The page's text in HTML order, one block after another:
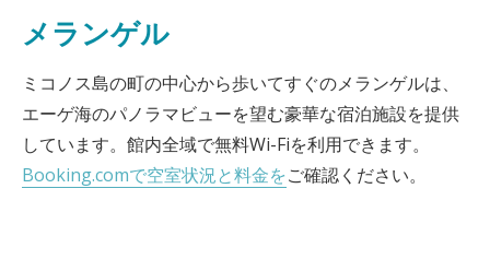
メランゲル
ミコノス島の町の中心から歩いてすぐのメランゲルは、
エーゲ海のパノラマビューを望む豪華な宿泊施設を提供
しています。館内全域で無料Wi-Fiを利用できます。
Booking.comで空室状況と料金をご確認ください。